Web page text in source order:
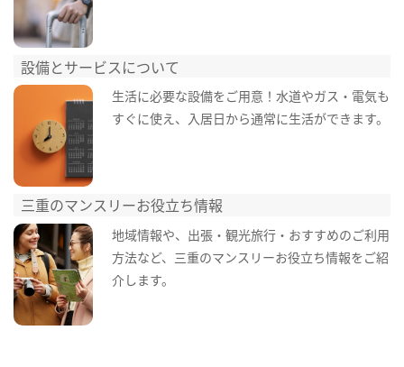
設備とサービスについて
生活に必要な設備をご用意！水道やガス・電気も
すぐに使え、入居日から通常に生活ができます。
三重のマンスリーお役立ち情報
地域情報や、出張・観光旅行・おすすめのご利用
方法など、三重のマンスリーお役立ち情報をご紹
介します。